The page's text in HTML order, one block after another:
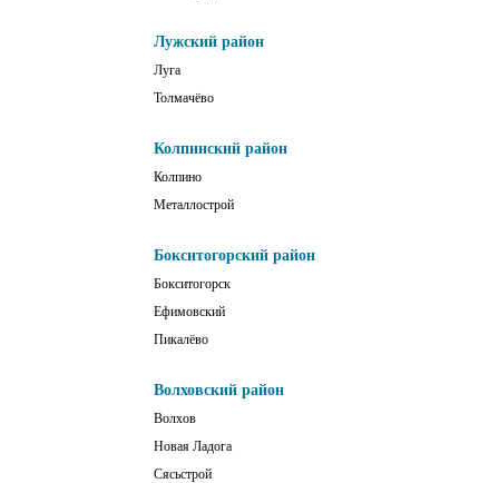
Лужский район
Луга
Толмачёво
Колпинский район
Колпино
Металлострой
Бокситогорский район
Бокситогорск
Ефимовский
Пикалёво
Волховский район
Волхов
Новая Ладога
Сясьстрой